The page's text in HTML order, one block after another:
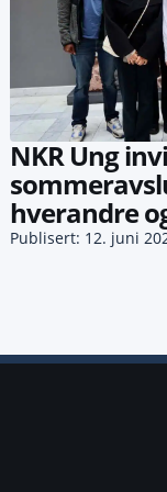
NKR Ung
hverandre
Publisert: 12. juni